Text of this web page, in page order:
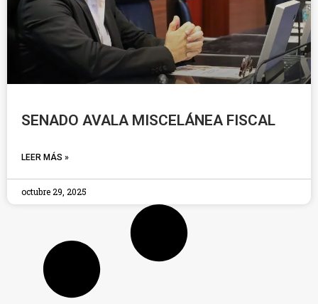
SENADO AVALA MISCELÁNEA FISCAL
LEER MÁS »
octubre 29, 2025